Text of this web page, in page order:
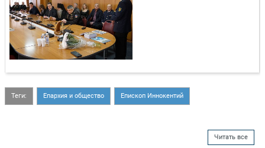
Теги: Епархия и общество Епископ Иннокентий
Читать все